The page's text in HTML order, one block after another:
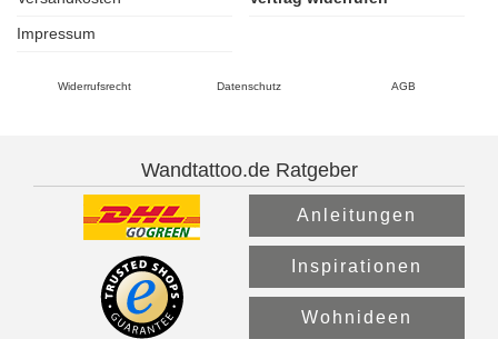
Impressum
Widerrufsrecht Datenschutz AGB
Wandtattoo.de Ratgeber
Anleitungen
Inspirationen
Wohnideen